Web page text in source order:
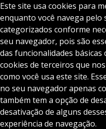
Este site usa cookies para
enquanto você navega pelo
categorizados conforme
seu navegador, pois são
das funcionalidades básicas
cookies de terceiros que
como você usa este site.
no seu navegador apenas
também tem a opção de
desativação de alguns
experiência de navegação.